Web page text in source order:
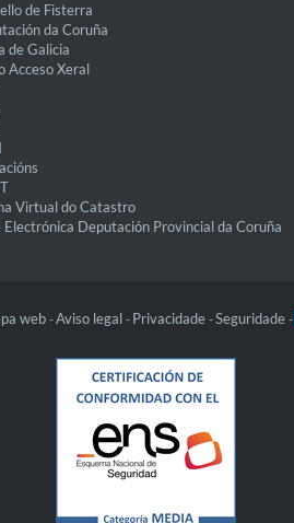
de Fisterra
da Coruña
de Galicia
Acceso Xeral
Virtual do Catastro
Electrónica Deputación Provincial da Coruña
web -Aviso legal - Privacidade -Seguridade -